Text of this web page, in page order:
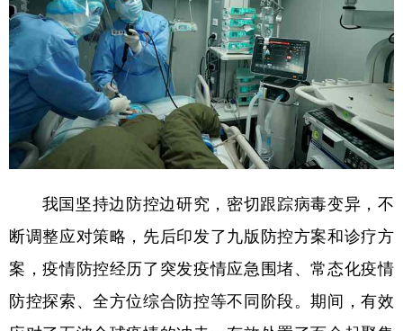
多语种频道
English Español Français
Русский язык 日本語 한국어
Deutsch Português
我国坚持边防控边研究，密切跟踪病毒变异，不
断调整应对策略，先后印发了九版防控方案和诊疗方
案，疫情防控经历了突发疫情应急围堵、常态化疫情
防控探索、全方位综合防控等不同阶段。期间，有效